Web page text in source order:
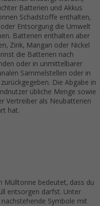
Batterien und Akkus
Schadstoffe enthalten,
Entsorgung die Umwelt
Batterien enthalten aber
Zink, Mangan oder Nickel
die Batterien nach
oder in unmittelbarer
Sammelstellen oder in
Die Abgabe in
übliche Menge sowie
Vertreiber als Neubatterien
hat.
Mülltonne bedeutet, dass du
entsorgen darfst. Unter
Symbole mit